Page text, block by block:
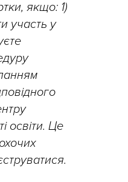
якщо: 1)
участь у
освіти. Це